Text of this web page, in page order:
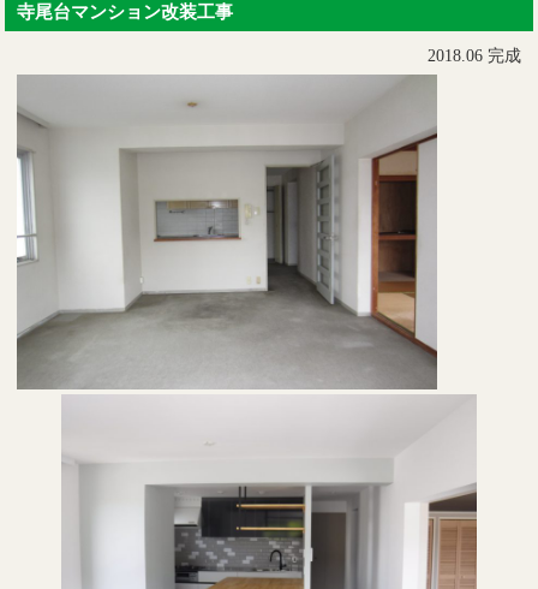
寺尾台マンション改装工事
2018.06 完成